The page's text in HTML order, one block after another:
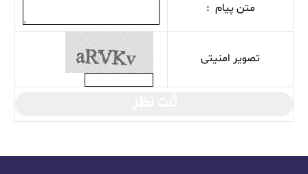
متن پیام :
تصویر امنیتی